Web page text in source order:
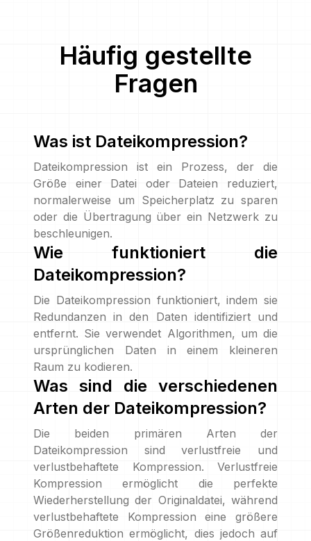
Häufig gestellte
Fragen
Was ist Dateikompression?
Dateikompression ist ein Prozess, der die
Größe einer Datei oder Dateien reduziert,
normalerweise um Speicherplatz zu sparen
oder die Übertragung über ein Netzwerk zu
beschleunigen.
Wie funktioniert die
Dateikompression?
Die Dateikompression funktioniert, indem sie
Redundanzen in den Daten identifiziert und
entfernt. Sie verwendet Algorithmen, um die
ursprünglichen Daten in einem kleineren
Raum zu kodieren.
Was sind die verschiedenen
Arten der Dateikompression?
Die beiden primären Arten der
Dateikompression sind verlustfreie und
verlustbehaftete Kompression. Verlustfreie
Kompression ermöglicht die perfekte
Wiederherstellung der Originaldatei, während
verlustbehaftete Kompression eine größere
Größenreduktion ermöglicht, dies jedoch auf